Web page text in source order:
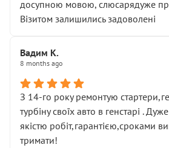
досупною мовою, слюсарядуже
Візитом залишились задоволені
Вадим К.
8 months ago
З 14-го року ремонтую
турбіну своїх авто в генстарі .
якістю робіт,гарантією,сроками
тримати!